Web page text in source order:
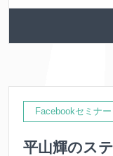
Facebookセミナー
平山輝のス